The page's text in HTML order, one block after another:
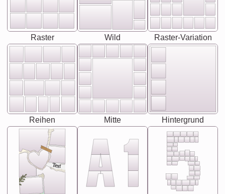
Raster Wild Raster-Variation
Reihen Mitte Hintergrund
Text